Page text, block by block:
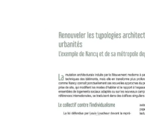
métrologie fixe et mobile.